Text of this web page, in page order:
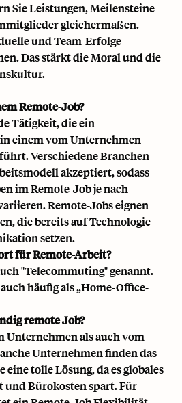
Sie Leistungen, Meilensteine
gleichermaßen.
und Team-Erfolge
Das stärkt die Moral und die
Remote-Job?
Tätigkeit, die ein
einem vom Unternehmen
Verschiedene Branchen
akzeptiert, sodass
im Remote-Job je nach
Remote-Jobs eignen
die bereits auf Technologie
setzen.
für Remote-Arbeit?
"Telecommuting" genannt.
häufig als „Home-Office-
remote Job?
Unternehmen als auch vom
Unternehmen finden das
eine tolle Lösung, da es globales
Bürokosten spart. Für